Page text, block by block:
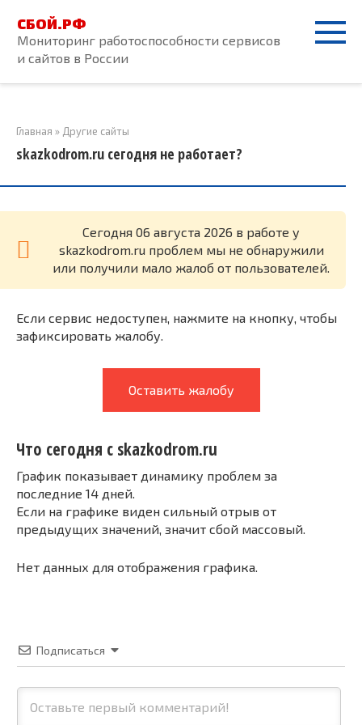
контенту
СБОЙ.РФ
Мониторинг работоспособности сервисов
и сайтов в России
Главная » Другие сайты
skazkodrom.ru сегодня не работает?
Cегодня 06 августа 2026 в работе у
skazkodrom.ru проблем мы не обнаружили
или получили мало жалоб от пользователей.
Если сервис недоступен, нажмите на кнопку, чтобы
зафиксировать жалобу.
Оставить жалобу
Что сегодня с skazkodrom.ru
График показывает динамику проблем за
последние 14 дней.
Если на графике виден сильный отрыв от
предыдущих значений, значит сбой массовый.
Нет данных для отображения графика.
Подписаться